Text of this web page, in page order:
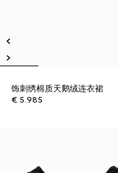
饰刺绣棉质天鹅绒连衣裙
€ 5.985